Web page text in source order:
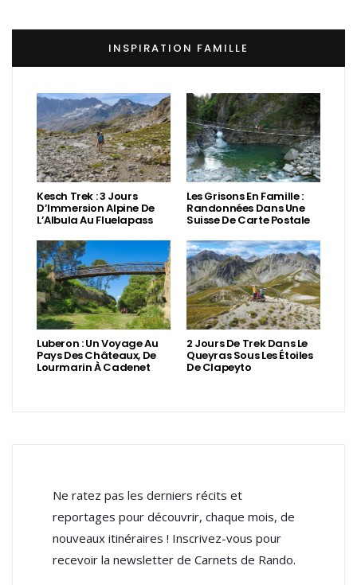
INSPIRATION FAMILLE
Kesch Trek : 3 Jours
D’Immersion Alpine De
L’Albula Au Fluelapass
Les Grisons En Famille :
Randonnées Dans Une
Suisse De Carte Postale
Luberon : Un Voyage Au
Pays Des Châteaux, De
Lourmarin À Cadenet
2 Jours De Trek Dans Le
Queyras Sous Les Étoiles
De Clapeyto
Ne ratez pas les derniers récits et
reportages pour découvrir, chaque mois, de
nouveaux itinéraires ! Inscrivez-vous pour
recevoir la newsletter de Carnets de Rando.